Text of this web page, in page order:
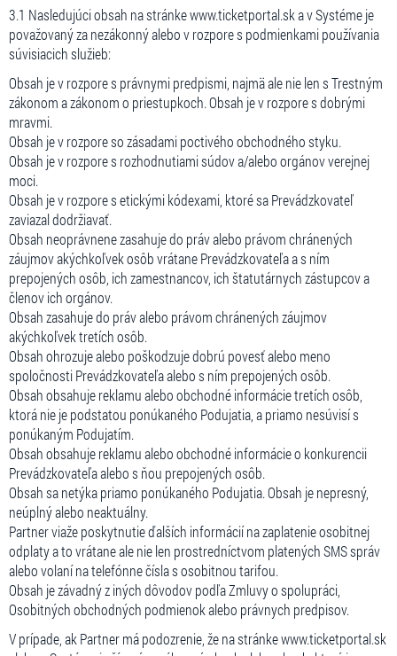
3.1 Nasledujúci obsah na stránke www.ticketportal.sk a v Systéme je
považovaný za nezákonný alebo v rozpore s podmienkami používania
súvisiacich služieb:
Obsah je v rozpore s právnymi predpismi, najmä ale nie len s Trestným
zákonom a zákonom o priestupkoch. Obsah je v rozpore s dobrými
mravmi.
Obsah je v rozpore so zásadami poctivého obchodného styku.
Obsah je v rozpore s rozhodnutiami súdov a/alebo orgánov verejnej
moci.
Obsah je v rozpore s etickými kódexami, ktoré sa Prevádzkovateľ
zaviazal dodržiavať.
Obsah neoprávnene zasahuje do práv alebo právom chránených
záujmov akýchkoľvek osôb vrátane Prevádzkovateľa a s ním
prepojených osôb, ich zamestnancov, ich štatutárnych zástupcov a
členov ich orgánov.
Obsah zasahuje do práv alebo právom chránených záujmov
akýchkoľvek tretích osôb.
Obsah ohrozuje alebo poškodzuje dobrú povesť alebo meno
spoločnosti Prevádzkovateľa alebo s ním prepojených osôb.
Obsah obsahuje reklamu alebo obchodné informácie tretích osôb,
ktorá nie je podstatou ponúkaného Podujatia, a priamo nesúvisí s
ponúkaným Podujatím.
Obsah obsahuje reklamu alebo obchodné informácie o konkurencii
Prevádzkovateľa alebo s ňou prepojených osôb.
Obsah sa netýka priamo ponúkaného Podujatia. Obsah je nepresný,
neúplný alebo neaktuálny.
Partner viaže poskytnutie ďalších informácií na zaplatenie osobitnej
odplaty a to vrátane ale nie len prostredníctvom platených SMS správ
alebo volaní na telefónne čísla s osobitnou tarifou.
Obsah je závadný z iných dôvodov podľa Zmluvy o spolupráci,
Osobitných obchodných podmienok alebo právnych predpisov.
V prípade, ak Partner má podozrenie, že na stránke www.ticketportal.sk